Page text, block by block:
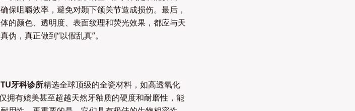
保咀嚼效率，避免对颞下颌关节造成损伤。最后，
的颜色、透明度、表面纹理和荧光效果，都应与天
，真正做到“以假乱真”。
TU牙科诊所精选全球顶级的全瓷材料，如高透氧化
拥有媲美甚至超越天然牙釉质的硬度和耐磨性，能